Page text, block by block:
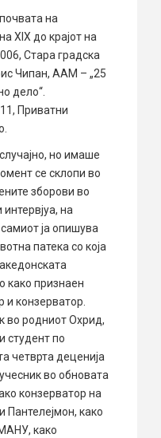
на
XIX до крајот на
Стара градска
Чипан, ААМ – „25
дело“.
Приватни
но имаше
се склопи во
зборови во
на
ја опишува
патека со која
како признаен
и конзерватор.
во родниот Охрид,
студент по
четврта деценија
во обновата
конзерватор на
Пантелејмон, како
како